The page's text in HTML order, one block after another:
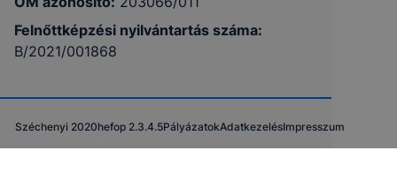
Felnőttképzési nyilvántartás száma:
B/2021/001868
Széchenyi 2020hefop 2.3.4.5PályázatokAdatkezelésImpresszum